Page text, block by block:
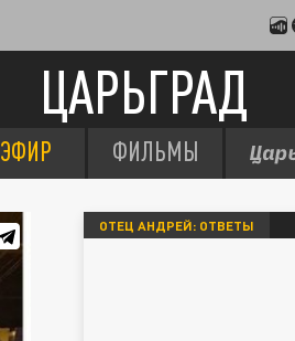
ЦАРЬГРАД
ЭФИР ФИЛЬМЫ
ОТЕЦ АНДРЕЙ: ОТВЕТЫ